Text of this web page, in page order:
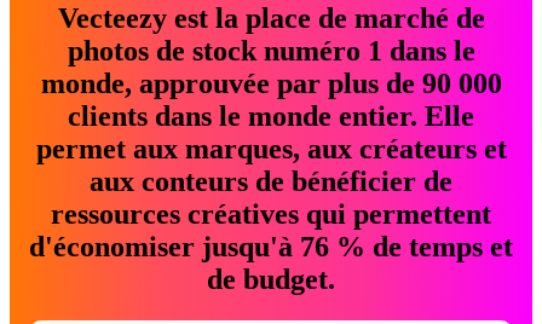
Vecteezy est la place de marché de
photos de stock numéro 1 dans le
monde, approuvée par plus de 90 000
clients dans le monde entier. Elle
permet aux marques, aux créateurs et
aux conteurs de bénéficier de
ressources créatives qui permettent
d'économiser jusqu'à 76 % de temps et
de budget.